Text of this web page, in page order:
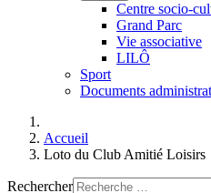
Centre socio-
Grand Parc
Vie associative
LILÔ
Sport
Documents
Accueil
Loto du Club Amitié Loisirs
Rechercher